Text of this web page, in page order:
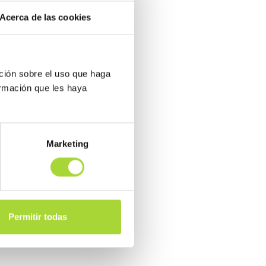
Acerca de las cookies
sobre el uso que haga
que les haya
Marketing
Permitir todas
la
de
los
por